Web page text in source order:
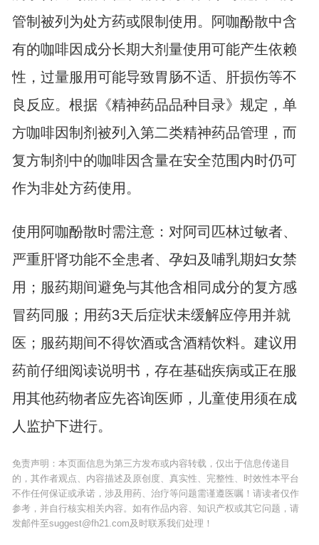
管制被列为处方药或限制使用。阿咖酚散中含
有的咖啡因成分长期大剂量使用可能产生依赖
性，过量服用可能导致胃肠不适、肝损伤等不
良反应。根据《精神药品品种目录》规定，单
方咖啡因制剂被列入第二类精神药品管理，而
复方制剂中的咖啡因含量在安全范围内时仍可
作为非处方药使用。
使用阿咖酚散时需注意：对阿司匹林过敏者、
严重肝肾功能不全患者、孕妇及哺乳期妇女禁
用；服药期间避免与其他含相同成分的复方感
冒药同服；用药3天后症状未缓解应停用并就
医；服药期间不得饮酒或含酒精饮料。建议用
药前仔细阅读说明书，存在基础疾病或正在服
用其他药物者应先咨询医师，儿童使用须在成
人监护下进行。
免责声明：本页面信息为第三方发布或内容转载，仅出于信息传递目
的，其作者观点、内容描述及原创度、真实性、完整性、时效性本平台
不作任何保证或承诺，涉及用药、治疗等问题需谨遵医嘱！请读者仅作
参考，并自行核实相关内容。如有作品内容、知识产权或其它问题，请
发邮件至suggest@fh21.com及时联系我们处理！